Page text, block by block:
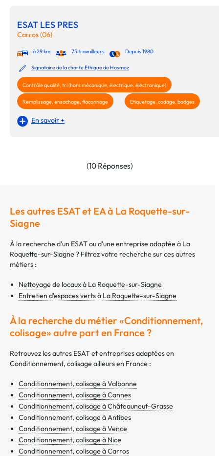
ESAT LES PRES
Carros (06)
à 29 km 75 travailleurs Depuis 1980
Signataire de la charte Ethique de Hosmoz
Contrôle qualité, tri (hors mécanique, électrique, électronique)
Remplissage, ensachage, flaconnage Etiquetage, codage, badges
En savoir +
(10 Réponses)
Les autres ESAT et EA à La Roquette-sur-
Siagne
À la recherche d'un ESAT ou d'une entreprise adaptée à La
Roquette-sur-Siagne ? Filtrez votre recherche sur ces autres
métiers :
Nettoyage de locaux à La Roquette-sur-Siagne
Entretien d'espaces verts à La Roquette-sur-Siagne
À la recherche du métier «Conditionnement,
colisage» autre part en France ?
Retrouvez les autres ESAT et entreprises adaptées en
Conditionnement, colisage ailleurs en France :
Conditionnement, colisage à Valbonne
Conditionnement, colisage à Cannes
Conditionnement, colisage à Châteauneuf-Grasse
Conditionnement, colisage à Antibes
Conditionnement, colisage à Vence
Conditionnement, colisage à Nice
Conditionnement, colisage à Carros